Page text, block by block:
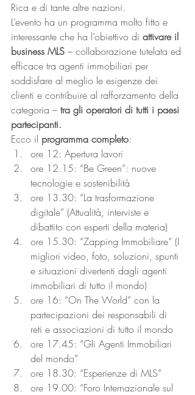
Rica e di tante altre nazioni.
L’evento ha un programma molto fitto e
interessante che ha l’obiettivo di attivare il
business MLS – collaborazione tutelata ed
efficace tra agenti immobiliari per
soddisfare al meglio le esigenze dei
clienti e contribuire al rafforzamento della
categoria – tra gli operatori di tutti i paesi
partecipanti.
Ecco il programma completo:
ore 12: Apertura lavori
ore 12.15: “Be Green”: nuove
tecnologie e sostenibilità
ore 13.30: “La trasformazione
digitale” (Attualità, interviste e
dibattito con esperti della materia)
ore 15.30: “Zapping Immobiliare” (I
migliori video, foto, soluzioni, spunti
e situazioni divertenti dagli agenti
immobiliari di tutto il mondo)
ore 16: “On The World” con la
partecipazioni dei responsabili di
reti e associazioni di tutto il mondo
ore 17.45: “Gli Agenti Immobiliari
del mondo”
ore 18.30: “Esperienze di MLS”
ore 19.00: “Foro Internazionale sul